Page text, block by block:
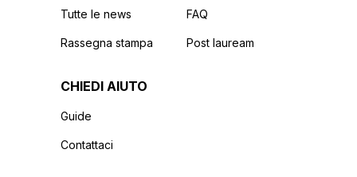
Tutte le news
Rassegna stampa
FAQ
Post lauream
CHIEDI AIUTO
Guide
Contattaci